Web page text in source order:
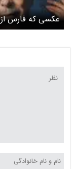
عکسی که فارس
شبانه تهران